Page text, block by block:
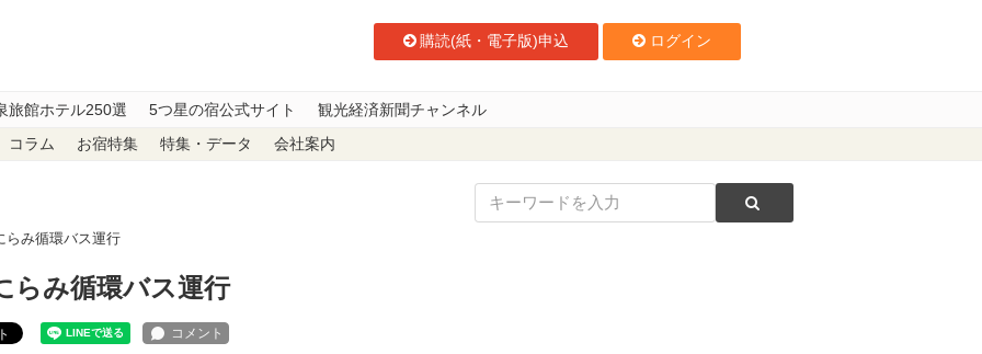
購読(紙・電子版)申込 ログイン
旅館ホテル250選 5つ星の宿公式サイト 観光経済新聞チャンネル
コラム お宿特集 特集・データ 会社案内
らみ循環バス運行
らみ循環バス運行